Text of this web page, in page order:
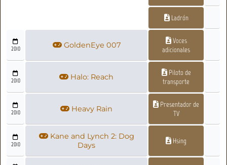
Ladrón
2010 GoldenEye 007
Voces
adicionales
2010 Halo: Reach
Piloto de
transporte
2010 Heavy Rain
Presentador de
TV
2010
Kane and Lynch 2: Dog
Days
Hsing